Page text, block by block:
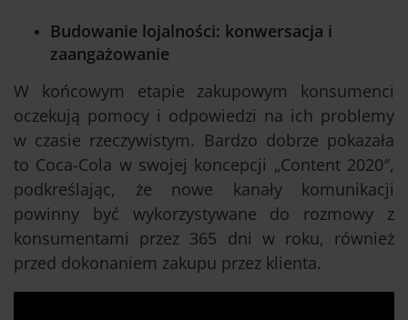
Budowanie lojalności: konwersacja i
zaangażowanie
W końcowym etapie zakupowym konsumenci
oczekują pomocy i odpowiedzi na ich problemy
w czasie rzeczywistym. Bardzo dobrze pokazała
to Coca-Cola w swojej koncepcji „Content 2020″,
podkreślając, że nowe kanały komunikacji
powinny być wykorzystywane do rozmowy z
konsumentami przez 365 dni w roku, również
przed dokonaniem zakupu przez klienta.